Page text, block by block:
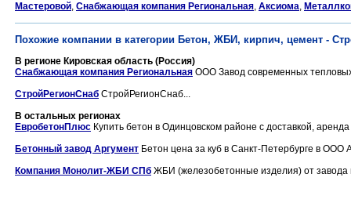
Мастеровой, Снабжающая компания Региональная, Аксиома,
Похожие компании в категории Бетон, ЖБИ, кирпич, цемент -
В регионе Кировская область (Россия)
Снабжающая компания Региональная ООО Завод современных
СтройРегионСнаб СтройРегионСнаб...
В остальных регионах
ЕвробетонПлюс Купить бетон в Одинцовском районе с доставкой,
Бетонный завод Аргумент Бетон цена за куб в Санкт-Петербурге в ООО
Компания Монолит-ЖБИ СПб ЖБИ (железобетонные изделия) от